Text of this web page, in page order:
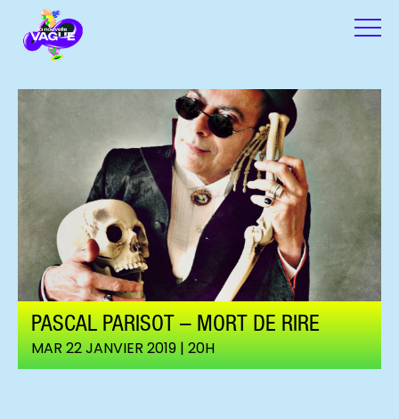
PASCAL PARISOT – MORT DE RIRE
MAR 22 JANVIER 2019 | 20H